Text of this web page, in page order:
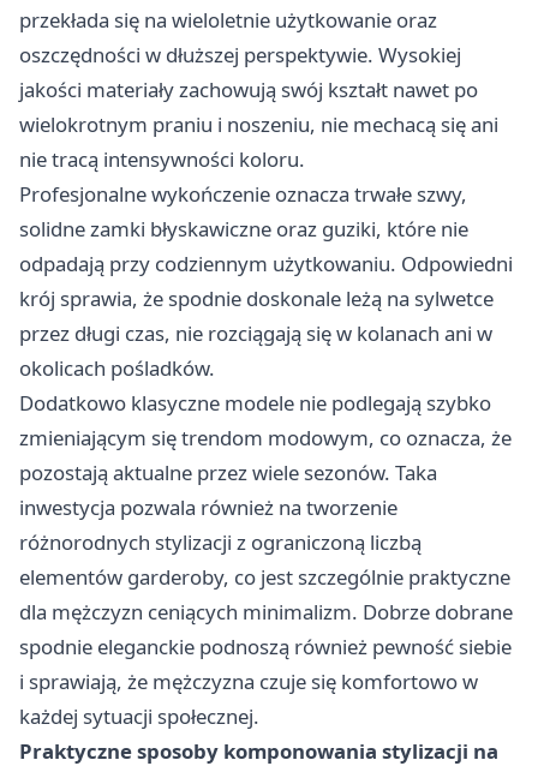
przekłada się na wieloletnie użytkowanie oraz
oszczędności w dłuższej perspektywie. Wysokiej
jakości materiały zachowują swój kształt nawet po
wielokrotnym praniu i noszeniu, nie mechacą się ani
nie tracą intensywności koloru.
Profesjonalne wykończenie oznacza trwałe szwy,
solidne zamki błyskawiczne oraz guziki, które nie
odpadają przy codziennym użytkowaniu. Odpowiedni
krój sprawia, że spodnie doskonale leżą na sylwetce
przez długi czas, nie rozciągają się w kolanach ani w
okolicach pośladków.
Dodatkowo klasyczne modele nie podlegają szybko
zmieniającym się trendom modowym, co oznacza, że
pozostają aktualne przez wiele sezonów. Taka
inwestycja pozwala również na tworzenie
różnorodnych stylizacji z ograniczoną liczbą
elementów garderoby, co jest szczególnie praktyczne
dla mężczyzn ceniących minimalizm. Dobrze dobrane
spodnie eleganckie podnoszą również pewność siebie
i sprawiają, że mężczyzna czuje się komfortowo w
każdej sytuacji społecznej.
Praktyczne sposoby komponowania stylizacji na